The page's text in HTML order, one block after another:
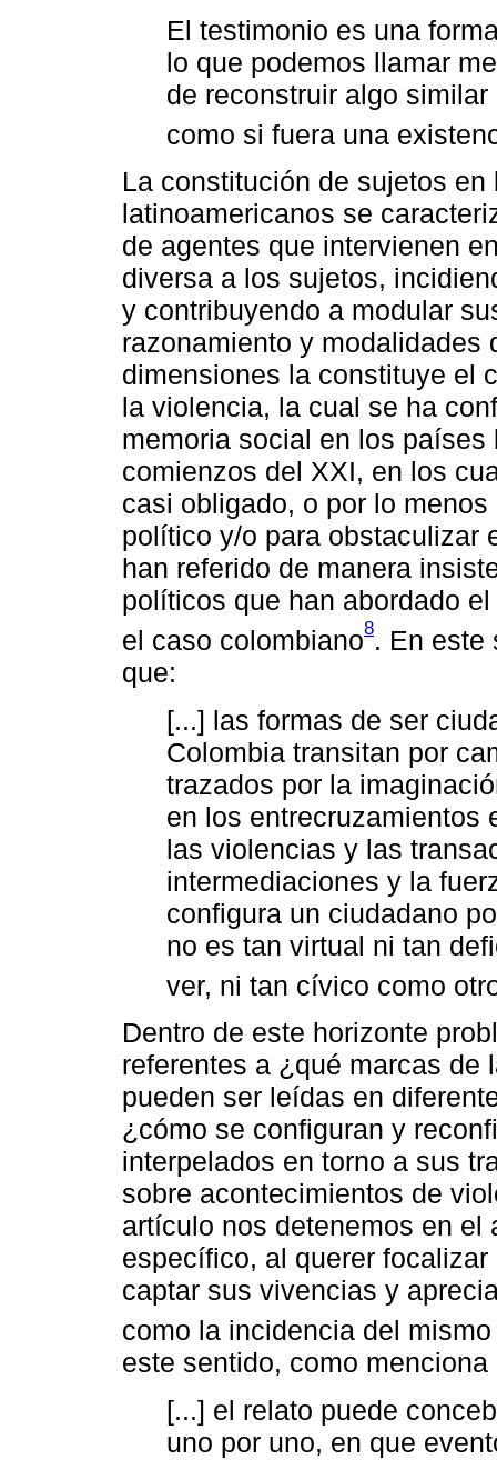
El testimonio es una
lo que podemos llamar
de reconstruir algo
como si fuera una
La constitución de sujetos
latinoamericanos se
de agentes que intervienen
diversa a los sujetos,
y contribuyendo a modular
razonamiento y modalidades
dimensiones la constituye el
la violencia, la cual se ha
memoria social en los
comienzos del XXI, en los
casi obligado, o por lo
político y/o para obstaculizar
han referido de manera
políticos que han abordado
el caso colombiano8. En este
que:
[...] las formas de ser
Colombia transitan por
trazados por la
en los entrecruzamientos
las violencias y las
intermediaciones y la
configura un ciudadano
no es tan virtual ni tan
ver, ni tan cívico como
Dentro de este horizonte
referentes a ¿qué marcas de
pueden ser leídas en
¿cómo se configuran y
interpelados en torno a sus
sobre acontecimientos de
artículo nos detenemos en
específico, al querer
captar sus vivencias y
como la incidencia del
este sentido, como menciona
[...] el relato puede
uno por uno, en que